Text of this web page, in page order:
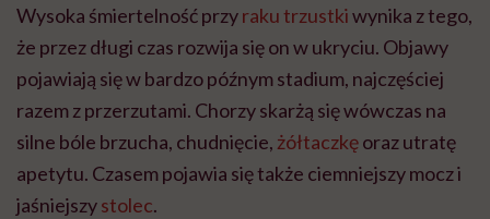
Wysoka śmiertelność przyraku trzustkiwynika z tego,
że przez długi czas rozwija się on w ukryciu. Objawy
pojawiają się w bardzo późnym stadium, najczęściej
razem z przerzutami. Chorzy skarżą się wówczas na
silne bóle brzucha, chudnięcie, żółtaczkęoraz utratę
apetytu. Czasem pojawia się także ciemniejszy mocz i
jaśniejszystolec.